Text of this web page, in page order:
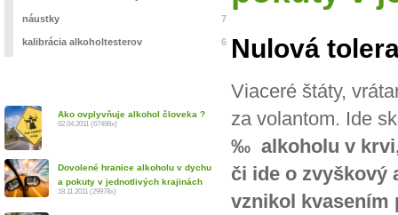
Nulová
Viaceré štáty,
za volantom. Ide
‰ alkoholu v krvi,
či ide o zvyškový
vznikol kvasením
náustky 7
kalibrácia alkoholtesterov 6
Ako ovplyvňuje alkohol človeka ?
02.04.2011 (67498x)
Dovolené hranice alkoholu v dychu
a pokuty v jednotlivých krajinách
18.11.2011 (29978x)